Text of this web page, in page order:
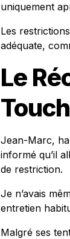
uniquement
Les
adéquate,
Le
Jean-Marc,
informé qu’il
de restriction.
Je n’avais
entretien
Malgré ses